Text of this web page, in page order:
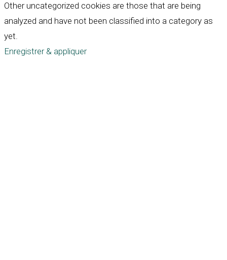
Other uncategorized cookies are those that are being
analyzed and have not been classified into a category as
yet.
Enregistrer & appliquer